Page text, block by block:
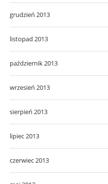
grudzień 2013
listopad 2013
październik 2013
wrzesień 2013
sierpień 2013
lipiec 2013
czerwiec 2013